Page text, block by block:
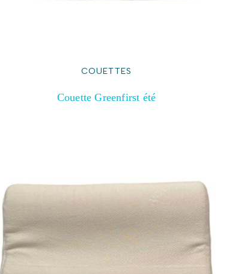
COUETTES
Couette Greenfirst été